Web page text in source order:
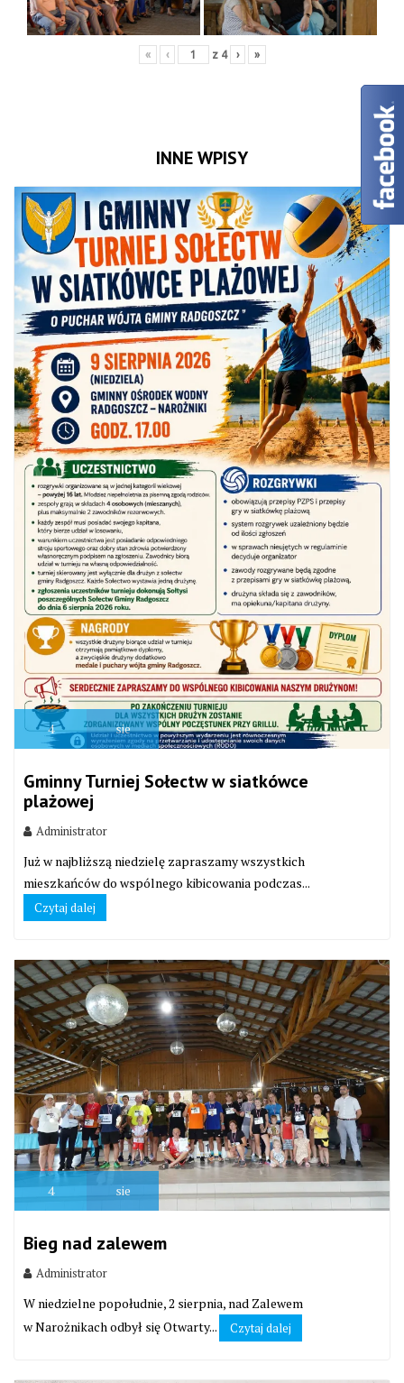
« ‹ z 4 › »
INNE WPISY
4 sie
Gminny Turniej Sołectw w siatkówce
plażowej
Administrator
Już w najbliższą niedzielę zapraszamy wszystkich
mieszkańców do wspólnego kibicowania podczas...
Czytaj dalej
4 sie
Bieg nad zalewem
Administrator
W niedzielne popołudnie, 2 sierpnia, nad Zalewem
w Narożnikach odbył się Otwarty...
Czytaj dalej